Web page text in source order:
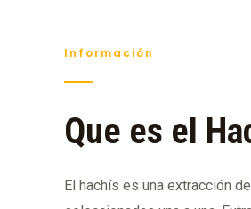
Información
Que es el
El hachís es una extracción